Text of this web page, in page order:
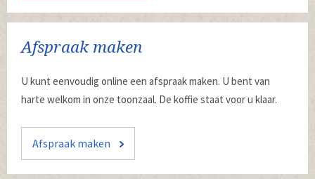
Afspraak maken
U kunt eenvoudig online een afspraak maken. U bent van
harte welkom in onze toonzaal. De koffie staat voor u klaar.
Afspraak maken